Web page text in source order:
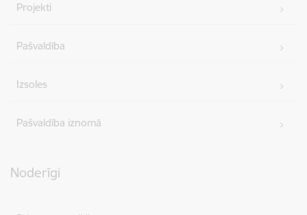
Projekti
Pašvaldība
Izsoles
Pašvaldība iznomā
Noderīgi